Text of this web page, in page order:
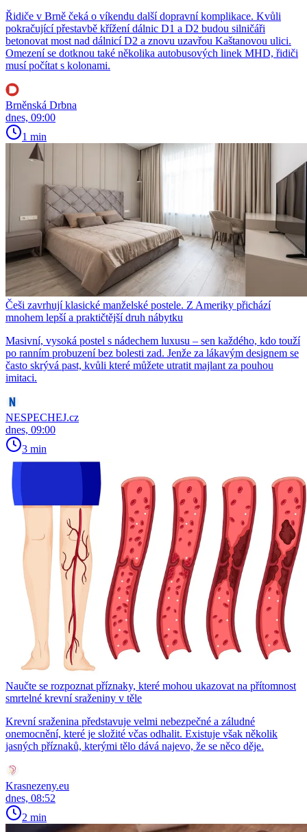
Řidiče v Brně čeká o víkendu další dopravní komplikace. Kvůli
pokračující přestavbě křížení dálnic D1 a D2 budou silničáři
betonovat most nad dálnicí D2 a znovu uzavřou Kaštanovou ulici.
Omezení se dotknou také několika autobusových linek MHD, řidiči
musí počítat s kolonami.
Brněnská Drbna
dnes, 09:00
1 min
Češi zavrhují klasické manželské postele. Z Ameriky přichází
mnohem lepší a praktičtější druh nábytku
Masivní, vysoká postel s nádechem luxusu – sen každého, kdo touží
po ranním probuzení bez bolesti zad. Jenže za lákavým designem se
často skrývá past, kvůli které můžete utratit majlant za pouhou
imitaci.
NESPECHEJ.cz
dnes, 09:00
3 min
Naučte se rozpoznat příznaky, které mohou ukazovat na přítomnost
smrtelné krevní sraženiny v těle
Krevní sraženina představuje velmi nebezpečné a záludné
onemocnění, které je složité včas odhalit. Existuje však několik
jasných příznaků, kterými tělo dává najevo, že se něco děje.
Krasnezeny.eu
dnes, 08:52
2 min